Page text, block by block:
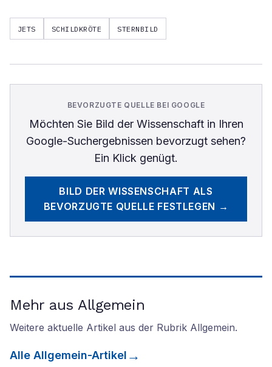
JETS SCHILDKRÖTE STERNBILD
BEVORZUGTE QUELLE BEI GOOGLE
Möchten Sie Bild der Wissenschaftin Ihren
Google-Suchergebnissen bevorzugt sehen?
Ein Klick genügt.
BILD DER WISSENSCHAFT ALS
BEVORZUGTE QUELLE FESTLEGEN →
Mehr aus Allgemein
Weitere aktuelle Artikel aus der Rubrik Allgemein.
Alle Allgemein-Artikel